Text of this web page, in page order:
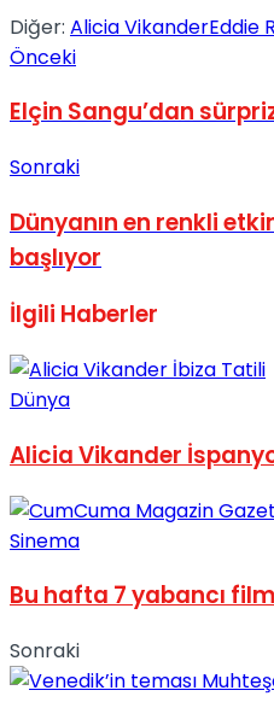
Diğer: Alicia VikanderEddie
Önceki
Elçin Sangu’dan
Sonraki
Dünyanın en renkli
başlıyor
İlgili Haberler
Dünya
Alicia Vikander
Sinema
Bu hafta 7 yabancı
Sonraki